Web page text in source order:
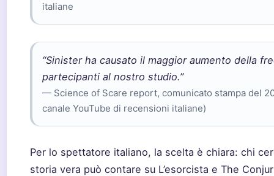
italiane
“Sinister ha causato il maggior aumento della
partecipanti al nostro studio.”
— Science of Scare report, comunicato stampa del
canale YouTube di recensioni italiane)
Per lo spettatore italiano, la scelta è chiara: chi
storia vera può contare su L’esorcista e The